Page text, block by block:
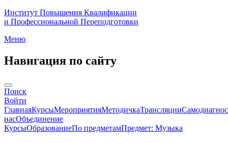
Институт Повышения Квалификации
и Профессиональной Переподготовки
Меню
Навигация по сайту
Поиск
Войти
ГлавнаяКурсыМероприятияМетодичкаТрансляции
насОбъединение
КурсыОбразованиеПо предметамПредмет: Музыка